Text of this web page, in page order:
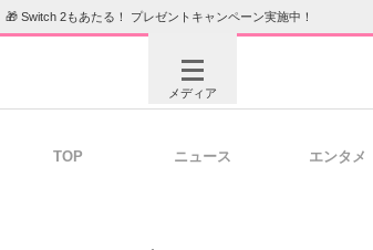
🎁 Switch 2もあたる！ プレゼントキャンペーン実施中！
メディア
TOP ニュース エンタメ